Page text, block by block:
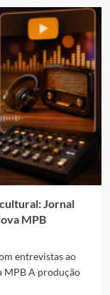
Jornal
MPB
entrevistas ao
MPB A produção